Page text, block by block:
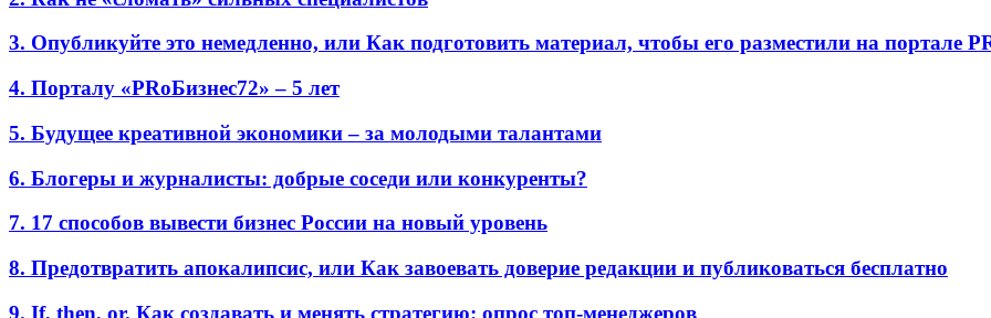
3. Опубликуйте это немедленно, или Как подготовить материал, чтобы его разместили на портале
4. Порталу «PRоБизнес72» – 5 лет
5. Будущее креативной экономики – за молодыми талантами
6. Блогеры и журналисты: добрые соседи или конкуренты?
7. 17 способов вывести бизнес России на новый уровень
8. Предотвратить апокалипсис, или Как завоевать доверие редакции и публиковаться бесплатно
9. If, then, or. Как создавать и менять стратегию: опрос топ-менеджеров